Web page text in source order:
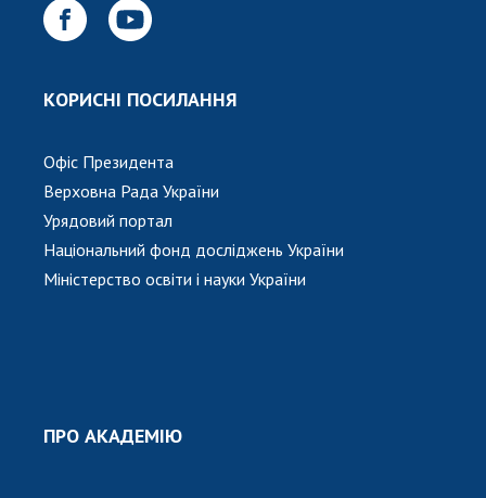
КОРИСНІ ПОСИЛАННЯ
Офіс Президента
Верховна Рада України
Урядовий портал
Національний фонд досліджень України
Міністерство освіти і науки України
ПРО АКАДЕМІЮ